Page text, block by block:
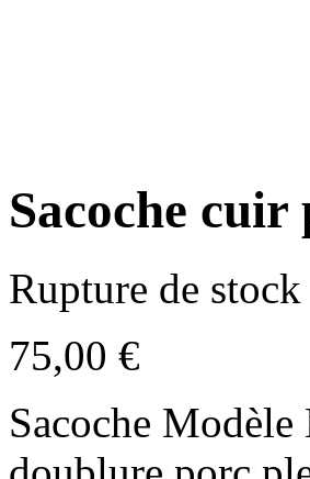
Sacoche
Rupture de stock
75,00 €
Sacoche